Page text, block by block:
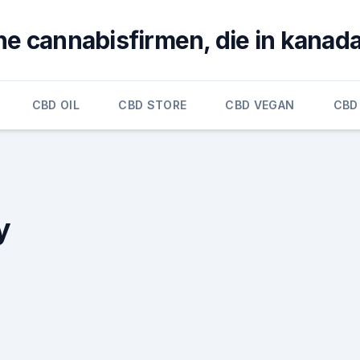
cannabisfirmen, die in
CBD OIL CBD STORE CBD VEGAN